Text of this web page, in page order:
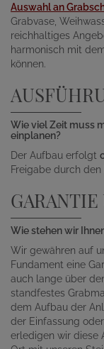
Auswahl an
Grabvase,
reichhaltiges
harmonisch mit
können.
Wie viel Zeit muss
einplanen?
Der Aufbau erfolgt
Freigabe durch
Wie stehen wir
Wir gewähren auf
Fundament eine
auch lange über
standfestes
dem Aufbau der
der Einfassung
erledigen wir diese